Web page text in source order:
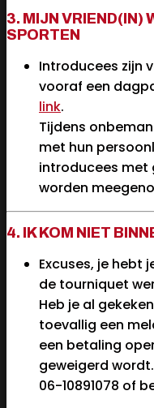
3. MIJN VRIEND(IN)
SPORTEN
Introducees zijn
vooraf een
link.
Tijdens
met hun
introducees met
worden
4. IK KOM NIET
Excuses, je hebt
de tourniquet
Heb je al
toevallig een
een betaling
geweigerd
06-10891078 of